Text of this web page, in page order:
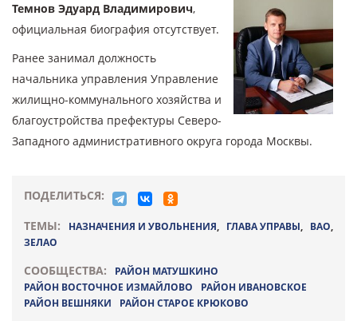
Темнов Эдуард Владимирович,
официальная биография отсутствует.
Ранее занимал должность
начальника управления Управление
жилищно-коммунального хозяйства и
благоустройства префектуры Северо-
Западного административного округа города Москвы.
ПОДЕЛИТЬСЯ:
ТЕМЫ:
НАЗНАЧЕНИЯ И УВОЛЬНЕНИЯ, ГЛАВА УПРАВЫ, ВАО,
ЗЕЛАО
СООБЩЕСТВА:
РАЙОН МАТУШКИНО
РАЙОН ВОСТОЧНОЕ ИЗМАЙЛОВО
РАЙОН ИВАНОВСКОЕ
РАЙОН ВЕШНЯКИ
РАЙОН СТАРОЕ КРЮКОВО